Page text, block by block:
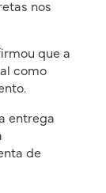
nos
que a
como
entrega
de